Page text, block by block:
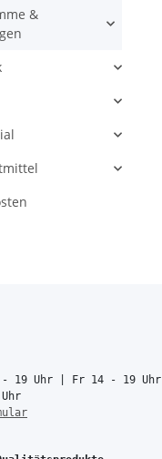
&
- 19 Uhr | Fr 14 - 19 Uhr